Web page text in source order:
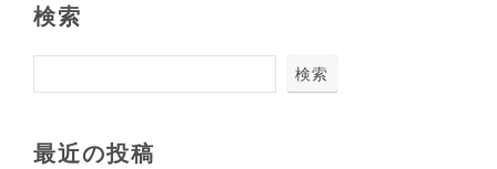
検索
検索
最近の投稿